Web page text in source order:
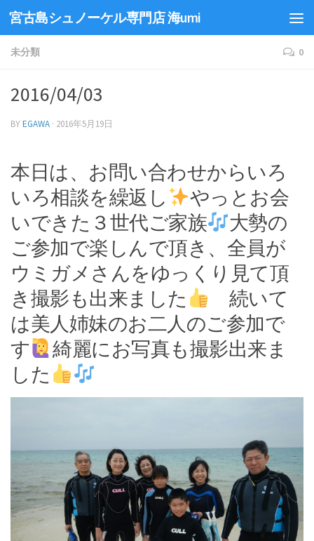
宮古島シュノーケル専門店 海umi
未分類 0
2016/04/03
BYEGAWA · 2016年5月19日
本日は、お問い合わせからいろ
いろ相談を繰返し
やっとお会
いできた３世代ご家族
大勢の
ご参加で楽しんで頂き、全員が
ウミガメさんをゆっくり見て頂
き撮影も出来ました
続いて
は美人姉妹のお二人のご参加で
す
綺麗にお写真も撮影出来ま
した